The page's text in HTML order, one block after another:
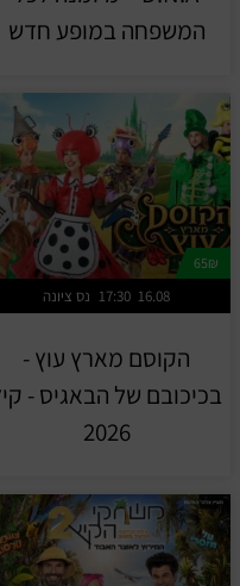
המשפחה במופע חדש
65₪
נס ציונה 17:30 16.08
הקוסם מארץ עוץ -
בכיכובם של הבאגיס -
2026